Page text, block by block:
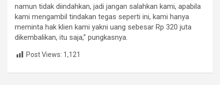
namun tidak diindahkan, jadi jangan salahkan kami, apabila
kami mengambil tindakan tegas seperti ini, kami hanya
meminta hak klien kami yakni uang sebesar Rp 320 juta
dikembalikan, itu saja,” pungkasnya.
Post Views: 1,121